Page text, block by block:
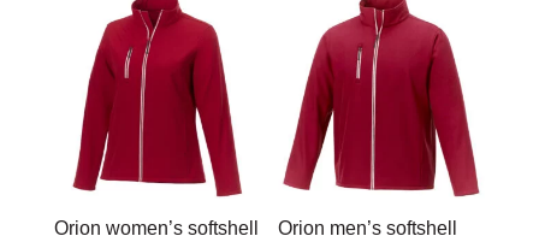
2.26 €
Orion women’s softshell
Orion men’s softshell